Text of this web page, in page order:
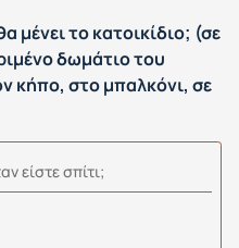
μένει το κατοικίδιο; (σε
δωμάτιο του
κήπο, στο μπαλκόνι, σε
είστε σπίτι;